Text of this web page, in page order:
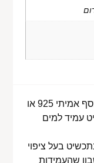
במידה ומדובר בתכשיט שכולו כסף אמיתי 925 או
עמיד למים
בעל ציפוי
שהעמידות